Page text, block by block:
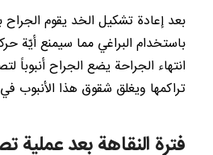
بعد إعادة تشكيل الخد يقوم
باستخدام البراغي مما سيمنع أيّة
انتهاء الجراحة يضع الجراح أنبوباً
تراكمها ويغلق شقوق هذا الأنبوب في
فترة النقاهة بعد عملية